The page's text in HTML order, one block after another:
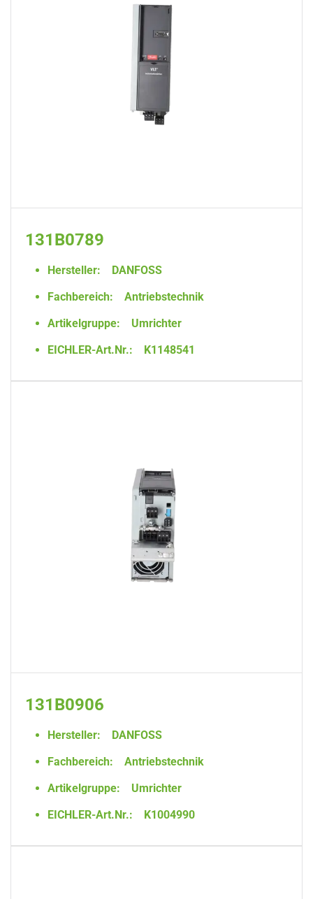
131B0789
Hersteller:
DANFOSS
Fachbereich:
Antriebstechnik
Artikelgruppe:
Umrichter
EICHLER-Art.Nr.:
K1148541
131B0906
Hersteller:
DANFOSS
Fachbereich:
Antriebstechnik
Artikelgruppe:
Umrichter
EICHLER-Art.Nr.:
K1004990